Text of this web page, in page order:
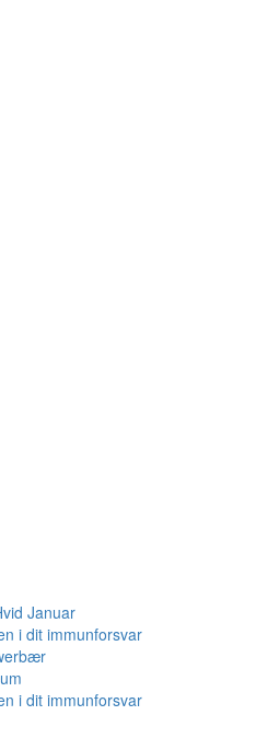
Januar
i dit immunforsvar
i dit immunforsvar